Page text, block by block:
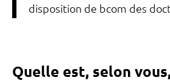
disposition de bcom des
Quelle est, selon